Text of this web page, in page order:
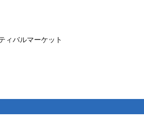
ィバルマーケット